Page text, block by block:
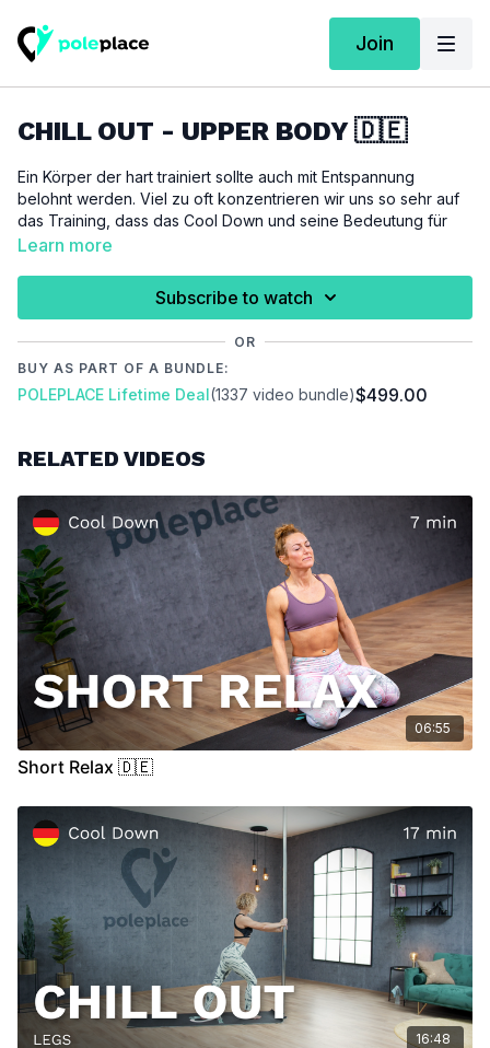
Join
CHILL OUT - UPPER BODY 🇩🇪
Ein Körper der hart trainiert sollte auch mit Entspannung
belohnt werden. Viel zu oft konzentrieren wir uns so sehr auf
das Training, dass das Cool Down und seine Bedeutung für
die Regeneration dabei komplett vergessen werden. Dieses
umzuschalten. Wir beginnen mit einer Nackenmobilisierung,
Dehnung ab. Gönne deinem Körper diese 5 Minuten.
Du benötigst folgendes Equipment: Matte / 2 Klötze / mehrere
WICHTIG:
deines Körpers zu achten. Solltest du Schmerzen oder andere
unbekannte Symptome in Gelenken, deiner Muskulatur oder
an anderen Stellen deines Körpers verspüren, raten wir zu
einer medizinischen Konsultation.
Learn more
Subscribe to watch
OR
BUY AS PART OF A BUNDLE:
POLEPLACE Lifetime Deal(1337 video bundle)$499.00
RELATED VIDEOS
06:55
Short Relax 🇩🇪
16:48